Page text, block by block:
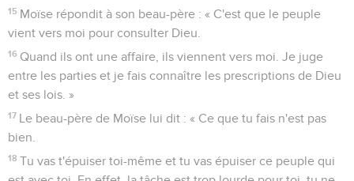
15 Moïse répondit à son beau-père : « C'est que le peuple
vient vers moi pour consulter Dieu.
16 Quand ils ont une affaire, ils viennent vers moi. Je juge
entre les parties et je fais connaître les prescriptions de Dieu
et ses lois. »
17 Le beau-père de Moïse lui dit : « Ce que tu fais n'est pas
bien.
18 Tu vas t'épuiser toi-même et tu vas épuiser ce peuple qui